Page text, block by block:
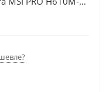
DDR4 16Gb,